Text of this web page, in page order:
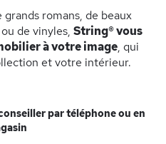
romans, de beaux
de vinyles, String® vous
à votre image, qui
et votre intérieur.
par téléphone ou en